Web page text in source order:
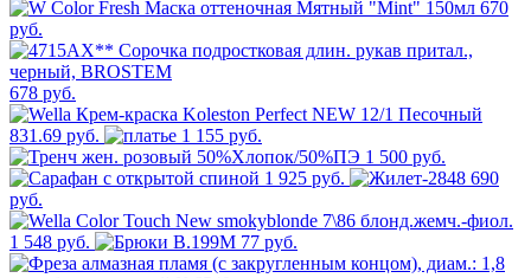
670
руб.
678 руб.
831.69 руб.
1 155 руб.
1 500 руб.
1 925 руб.
690
руб.
1 548 руб. 77 руб.